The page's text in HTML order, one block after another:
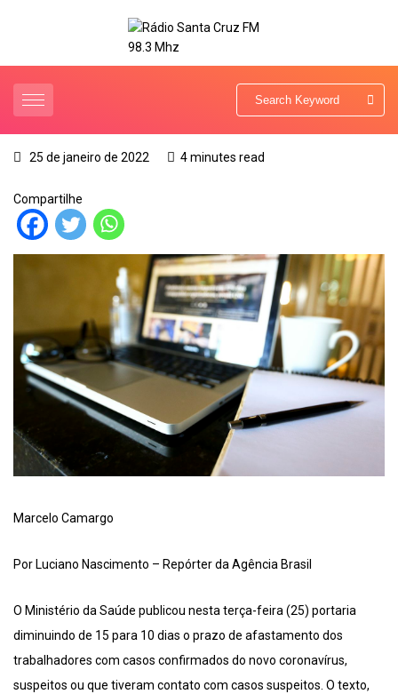
25 de janeiro de 2022 4 minutes read
Compartilhe
Marcelo Camargo
Por Luciano Nascimento – Repórter da Agência Brasil
O Ministério da Saúde publicou nesta terça-feira (25) portaria
diminuindo de 15 para 10 dias o prazo de afastamento dos
trabalhadores com casos confirmados do novo coronavírus,
suspeitos ou que tiveram contato com casos suspeitos. O texto,